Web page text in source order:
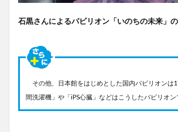
石黒さんによるパビリオン「いのちの未来」
その他、日本館をはじめとした国内パビリオンは
間洗濯機」や「iPS心臓」などはこうしたパビリオン